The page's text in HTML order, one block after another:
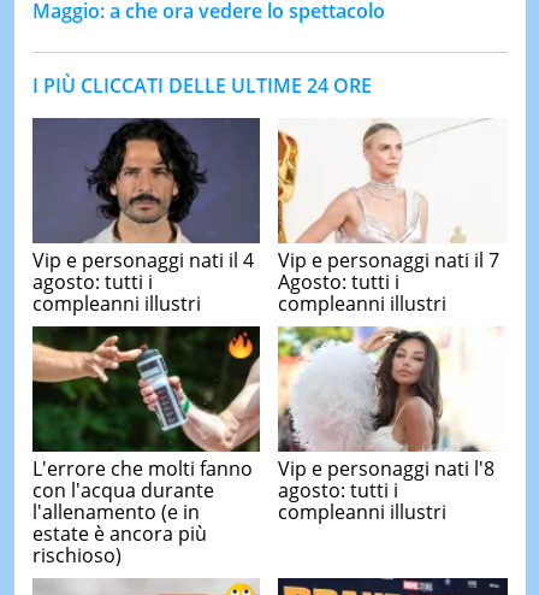
Maggio: a che ora vedere lo spettacolo
I PIÙ CLICCATI DELLE ULTIME 24 ORE
Vip e personaggi nati il 4
agosto: tutti i
compleanni illustri
Vip e personaggi nati il 7
Agosto: tutti i
compleanni illustri
L'errore che molti fanno
con l'acqua durante
l'allenamento (e in
estate è ancora più
rischioso)
Vip e personaggi nati l'8
agosto: tutti i
compleanni illustri